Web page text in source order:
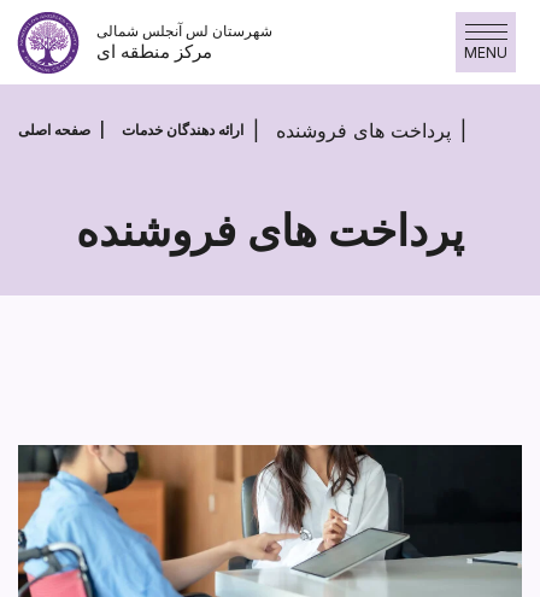
پرش
محتوا
شهرستان لس آنجلس شمالی
مرکز منطقه ای MENU
صفحه اصلی ارائه دهندگان خدمات پرداخت های فروشنده
پرداخت های فروشنده
پرداخت
های